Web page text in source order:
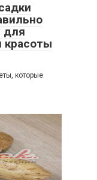
для
красоты
которые